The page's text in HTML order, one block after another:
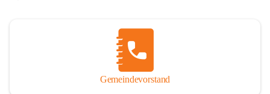
Gemeindevorstand